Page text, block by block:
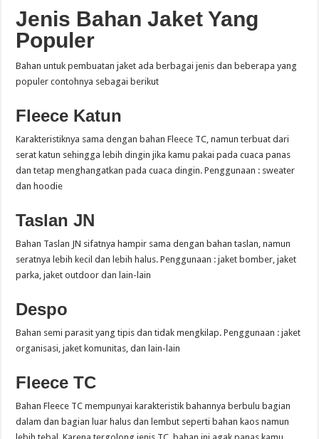
Jenis Bahan Jaket Yang
Populer
Bahan untuk pembuatan jaket ada berbagai jenis dan beberapa yang
populer contohnya sebagai berikut
Fleece Katun
Karakteristiknya sama dengan bahan Fleece TC, namun terbuat dari
serat katun sehingga lebih dingin jika kamu pakai pada cuaca panas
dan tetap menghangatkan pada cuaca dingin. Penggunaan : sweater
dan hoodie
Taslan JN
Bahan Taslan JN sifatnya hampir sama dengan bahan taslan, namun
seratnya lebih kecil dan lebih halus. Penggunaan : jaket bomber, jaket
parka, jaket outdoor dan lain-lain
Despo
Bahan semi parasit yang tipis dan tidak mengkilap. Penggunaan : jaket
organisasi, jaket komunitas, dan lain-lain
Fleece TC
Bahan Fleece TC mempunyai karakteristik bahannya berbulu bagian
dalam dan bagian luar halus dan lembut seperti bahan kaos namun